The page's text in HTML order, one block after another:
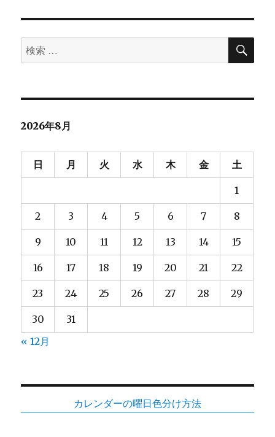
ス
れ
な
（に
い）
て
み
た
検
索
象:
検
2026年8月
日 月 火 水 木 金 土
1
2 3 4 5 6 7 8
9 10 11 12 13 14 15
16 17 18 19 20 21 22
23 24 25 26 27 28 29
30
31
« 12月
カレンダーの曜日色分け方法